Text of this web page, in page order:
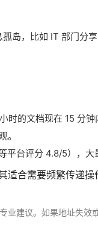
岛，比如 IT 部门分
的文档现在 15 分钟
。
台评分 4.8/5），大
合需要频繁传递
建议。如果地址失效